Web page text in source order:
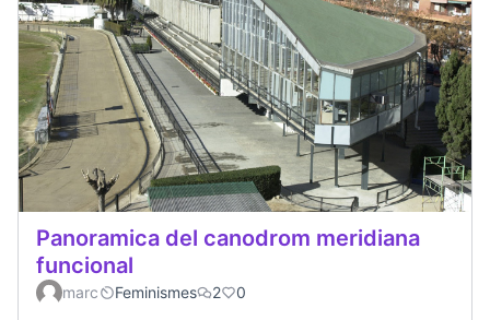
Panoramica del canodrom meridiana
funcional
marc Feminismes 2 0